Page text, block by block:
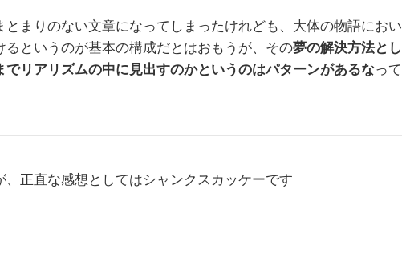
まりのない文章になってしまったけれども、大体の物語におい
るというのが基本の構成だとはおもうが、その夢の解決方法とし
リアリズムの中に見出すのかというのはパターンがあるなって
正直な感想としてはシャンクスカッケーです